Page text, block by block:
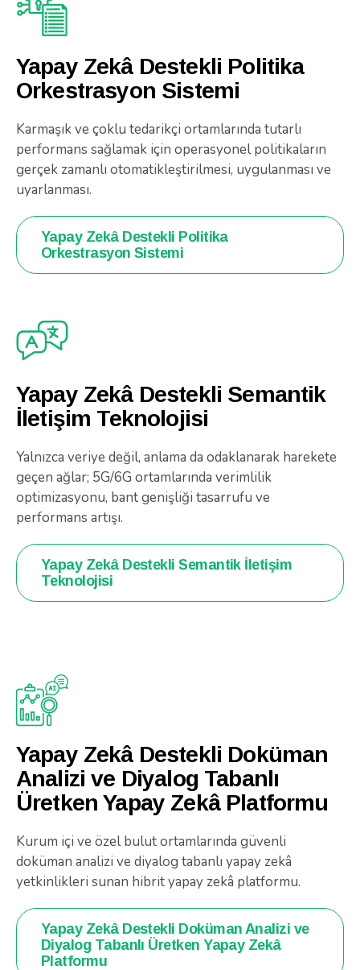
Yapay Zekâ Destekli Politika
Orkestrasyon Sistemi
Karmaşık ve çoklu tedarikçi ortamlarında tutarlı
performans sağlamak için operasyonel politikaların
gerçek zamanlı otomatikleştirilmesi, uygulanması ve
uyarlanması.
Yapay Zekâ Destekli Politika
Orkestrasyon Sistemi
Yapay Zekâ Destekli Semantik
İletişim Teknolojisi
Yalnızca veriye değil, anlama da odaklanarak harekete
geçen ağlar; 5G/6G ortamlarında verimlilik
optimizasyonu, bant genişliği tasarrufu ve
performans artışı.
Yapay Zekâ Destekli Semantik İletişim
Teknolojisi
Yapay Zekâ Destekli Doküman
Analizi ve Diyalog Tabanlı
Üretken Yapay Zekâ Platformu
Kurum içi ve özel bulut ortamlarında güvenli
doküman analizi ve diyalog tabanlı yapay zekâ
yetkinlikleri sunan hibrit yapay zekâ platformu.
Yapay Zekâ Destekli Doküman Analizi ve
Diyalog Tabanlı Üretken Yapay Zekâ
Platformu